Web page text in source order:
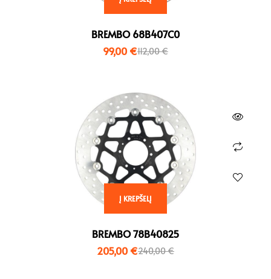
BREMBO 68B407C0
112,00€
99,00 €
Į KREPŠELĮ
BREMBO 78B40825
240,00€
205,00 €